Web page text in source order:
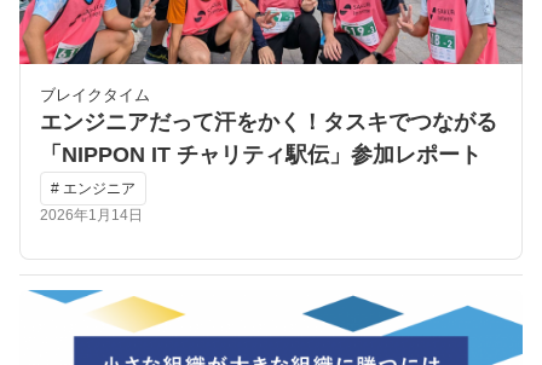
ブレイクタイム
エンジニアだって汗をかく！タスキでつながる
「NIPPON IT チャリティ駅伝」参加レポート
# エンジニア
2026年1月14日